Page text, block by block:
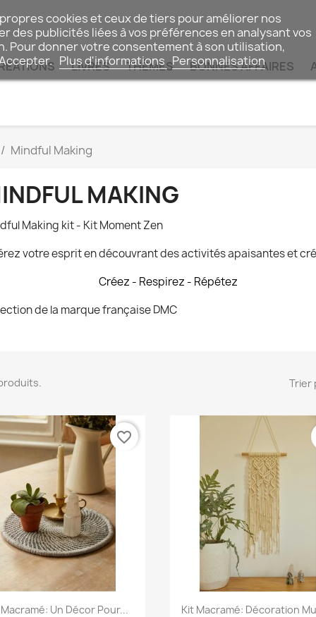
LIVRES THÈMES BONNES AFFAIRES
Mindful Making
MAKING
Making kit - Kit Moment Zen
votre esprit en découvrant des activités apaisantes et
Créez - Respirez - Répétez
de la marque française DMC
Trier
Aperçu rapide
Un Décor Pour...
favorite_border
Aperçu rapide
Kit Macramé: Décoration
cookies et ceux de tiers pour améliorer nos
des publicités liées à vos préférences en analysant vos
Pour donner votre consentement à son utilisation,
Plus d'informations Personnalisation